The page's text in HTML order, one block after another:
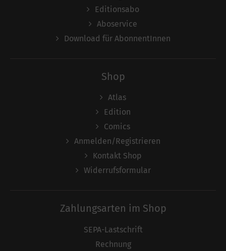
Editionsabo
Aboservice
Download für AbonnentInnen
Shop
Atlas
Edition
Comics
Anmelden/Registrieren
Kontakt Shop
Widerrufsformular
Zahlungsarten im Shop
SEPA-Lastschrift
Rechnung